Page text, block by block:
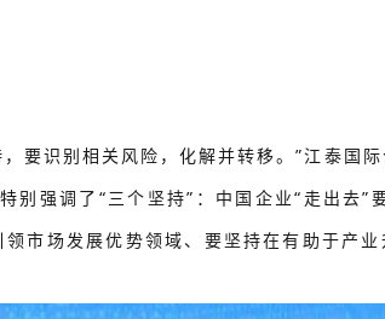
要识别相关风险，化解并转移。”江泰国际
别强调了“三个坚持”：中国企业“走出去”
市场发展优势领域、要坚持在有助于产